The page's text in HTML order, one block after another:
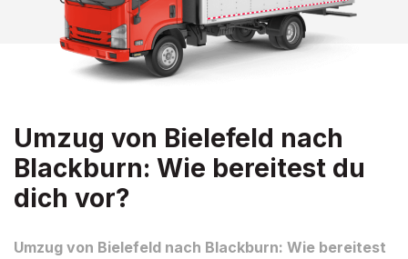
Umzug von Bielefeld nach
Blackburn: Wie bereitest du
dich vor?
Umzug von Bielefeld nach Blackburn: Wie bereitest